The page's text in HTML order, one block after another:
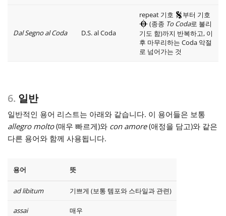
Dal Segno al Coda D.S. al Coda
repeat 기호
부터 기호
(종종 To Coda로 불리
기도 함)까지 반복하고, 이
후 마무리하는 Coda 악절
로 넘어가는 것
6. 일반
일반적인 용어 리스트는 아래와 같습니다. 이 용어들은 보통
allegro molto(매우 빠르게)와 con amore(애정을 담고)와 같은
다른 용어와 함께 사용됩니다.
용어 뜻
ad libitum 기쁘게 (보통 템포와 스타일과 관련)
assai 매우